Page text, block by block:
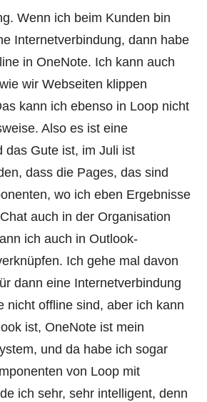
Wenn ich beim Kunden bin
Internetverbindung, dann habe
in OneNote. Ich kann auch
wir Webseiten klippen
kann ich ebenso in Loop nicht
Also es ist eine
das Gute ist, im Juli ist
dass die Pages, das sind
wo ich eben Ergebnisse
auch in der Organisation
ich auch in Outlook-
Ich gehe mal davon
dann eine Internetverbindung
nicht offline sind, aber ich kann
ist, OneNote ist mein
und da habe ich sogar
von Loop mit
ich sehr, sehr intelligent, denn